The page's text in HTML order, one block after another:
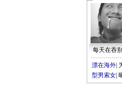
每天在吞
漂在海外
型男索女